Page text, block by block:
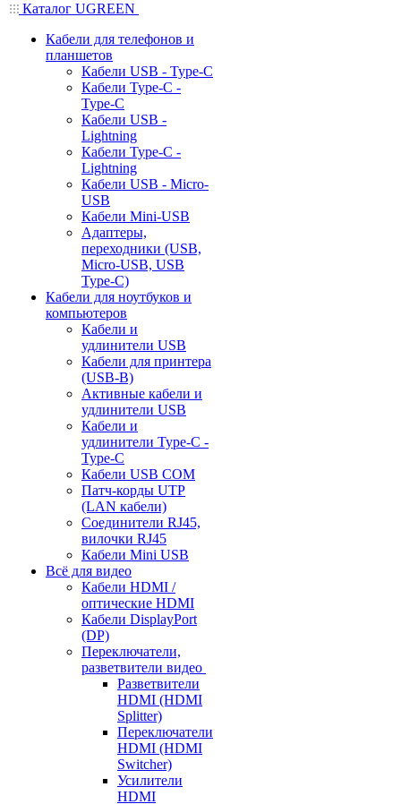
Каталог UGREEN
Кабели для телефонов и
планшетов
Кабели USB - Type-C
Кабели Type-C -
Type-C
Кабели USB -
Lightning
Кабели Type-C -
Lightning
Кабели USB - Micro-
USB
Кабели Mini-USB
Адаптеры,
переходники (USB,
Micro-USB, USB
Type-C)
Кабели для ноутбуков и
компьютеров
Кабели и
удлинители USB
Кабели для принтера
(USB-B)
Активные кабели и
удлинители USB
Кабели и
удлинители Type-C -
Type-C
Кабели USB COM
Патч-корды UTP
(LAN кабели)
Соединители RJ45,
вилочки RJ45
Кабели Mini USB
Всё для видео
Кабели HDMI /
оптические HDMI
Кабели DisplayPort
(DP)
Переключатели,
разветвители видео
Разветвители
HDMI (HDMI
Splitter)
Переключатели
HDMI (HDMI
Switcher)
Усилители
HDMI